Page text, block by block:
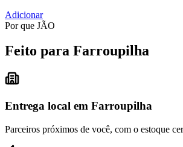
Adicionar
Por que JÃO
Feito para Farroupilha
Entrega local em Farroupilha
Parceiros próximos de você, com o estoque